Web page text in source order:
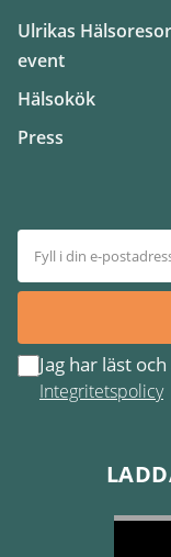
Ulrikas
event
Hälsokök
Press
Jag har läst
Integritetspolicy